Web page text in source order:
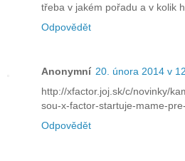
třeba v jakém pořadu a v kolik
Odpovědět
Anonymní 20. února 2014 v
http://xfactor.joj.sk/c/novinky/
sou-x-factor-startuje-mame-
Odpovědět